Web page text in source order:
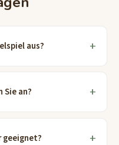
aus?
Sie an?
geeignet?